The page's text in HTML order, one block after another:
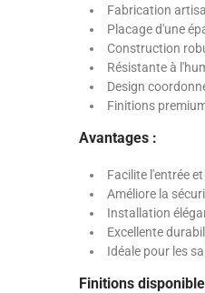
Fabrication
Placage d'une
Construction
Résistante à
Design
Finitions
Avantages :
Facilite l'entrée
Améliore la
Installation
Excellente
Idéale pour les
Finitions